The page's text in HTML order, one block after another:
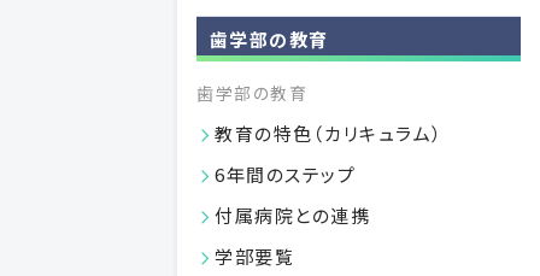
歯学部の教育
歯学部の教育
教育の特色（カリキュラム）
6年間のステップ
付属病院との連携
学部要覧
て、学部長の内申により学長が卒業を決定します。卒業者に
は、学士（歯学）の学位が授与されます。
修業年限及び在学年数
本学部の修業年限は最低6年とし、在学年数は12年を超え
ることができません。また、編入学した学生の修業年限は最